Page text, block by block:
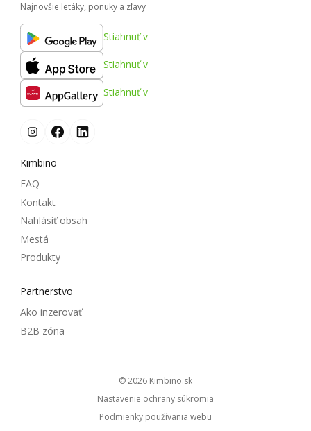
Najnovšie letáky, ponuky a zľavy
Stiahnuť v
Stiahnuť v
Stiahnuť v
Kimbino
FAQ
Kontakt
Nahlásiť obsah
Mestá
Produkty
Partnerstvo
Ako inzerovať
B2B zóna
© 2026
kimbino.sk
Nastavenie ochrany súkromia
Podmienky používania webu